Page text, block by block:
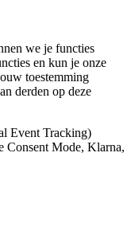
we je functies
en kun je onze
toestemming
derden op deze
Event Tracking)
Consent Mode, Klarna,